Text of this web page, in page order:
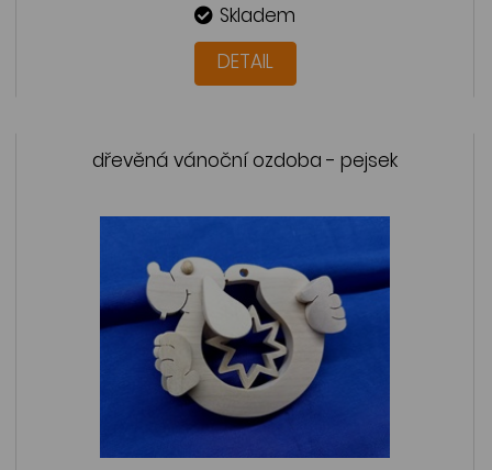
Skladem
DETAIL
dřevěná vánoční ozdoba - pejsek